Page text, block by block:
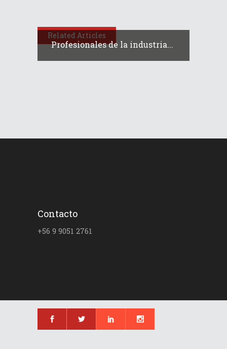
Related Articles
Profesionales de la industria...
Contacto
+56 9 9051 2761